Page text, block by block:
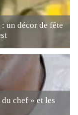
un décor de fête
chef » et les